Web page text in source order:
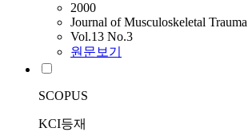
2000
Journal of Musculoskeletal Trauma
Vol.13 No.3
원문보기
SCOPUS
KCI등재